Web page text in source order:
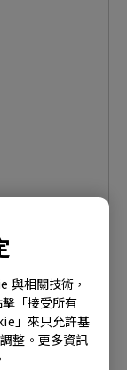
與相關技術，
「接受所有
」來只允許基
整。更多資訊